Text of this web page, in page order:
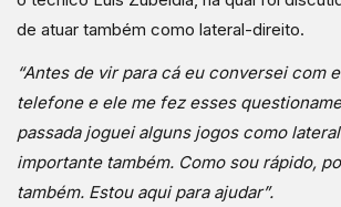
de atuar também como lateral-direito.
“Antes de vir para cá eu conversei com
telefone e ele me fez esses
passada joguei alguns jogos como
importante também. Como sou rápido,
também. Estou aqui para ajudar”.